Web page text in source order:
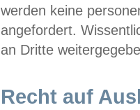
werden keine
angefordert.
an Dritte
Recht auf